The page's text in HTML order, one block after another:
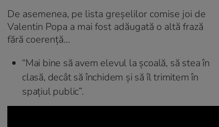
De asemenea, pe lista greşelilor comise joi de
Valentin Popa a mai fost adăugată o altă frază
fără coerenţă…
“Mai bine să avem elevul la şcoală, să stea în
clasă, decât să închidem şi să îl trimitem în
spaţiul public”.